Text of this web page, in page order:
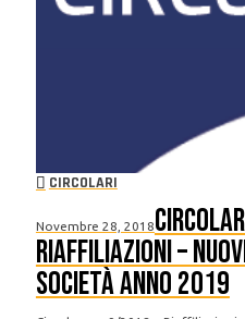
CIRCOLARI
Novembre 28, 2018
Riaffiliazioni –
Società anno 2019